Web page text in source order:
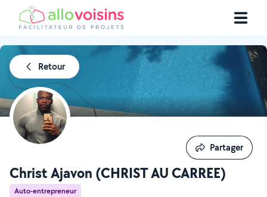
Retour
Christ Ajavon (CHRIST AU CARREE)
Auto-entrepreneur
Partager
Partager